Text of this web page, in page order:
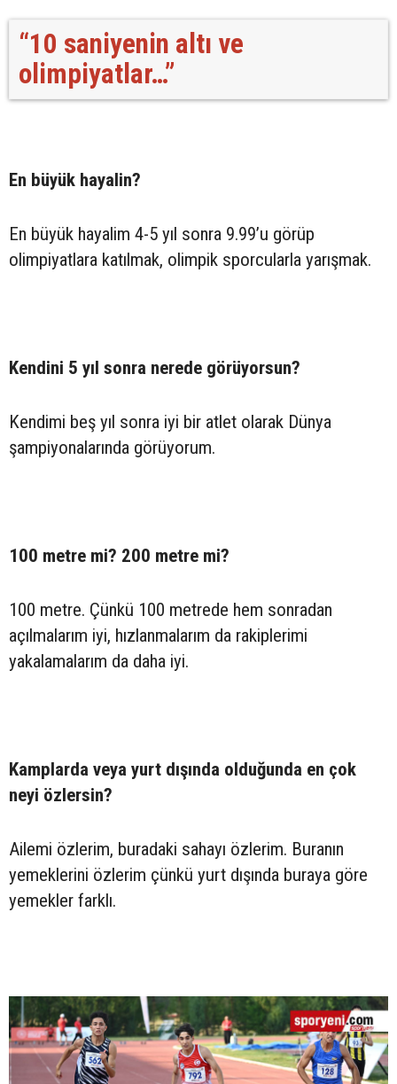
“10 saniyenin altı ve
olimpiyatlar…”
En büyük hayalin?
En büyük hayalim 4-5 yıl sonra 9.99’u görüp
olimpiyatlara katılmak, olimpik sporcularla yarışmak.
Kendini 5 yıl sonra nerede görüyorsun?
Kendimi beş yıl sonra iyi bir atlet olarak Dünya
şampiyonalarında görüyorum.
100 metre mi? 200 metre mi?
100 metre. Çünkü 100 metrede hem sonradan
açılmalarım iyi, hızlanmalarım da rakiplerimi
yakalamalarım da daha iyi.
Kamplarda veya yurt dışında olduğunda en çok
neyi özlersin?
Ailemi özlerim, buradaki sahayı özlerim. Buranın
yemeklerini özlerim çünkü yurt dışında buraya göre
yemekler farklı.